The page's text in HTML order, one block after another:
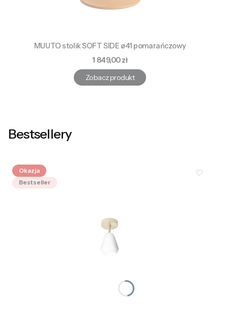
MUUTO stolik SOFT SIDE ø41 pomarańczowy
Cena
1 849,00 zł
Zobacz produkt
Bestsellery
Okazja
Bestseller